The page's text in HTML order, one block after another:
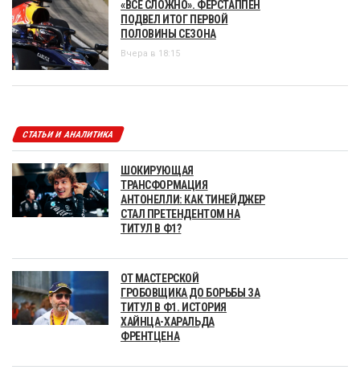
«ВСЕ СЛОЖНО». ФЕРСТАППЕН
ПОДВЕЛ ИТОГ ПЕРВОЙ
ПОЛОВИНЫ СЕЗОНА
Вчера в 18:15
СТАТЬИ И АНАЛИТИКА
ШОКИРУЮЩАЯ
ТРАНСФОРМАЦИЯ
АНТОНЕЛЛИ: КАК ТИНЕЙДЖЕР
СТАЛ ПРЕТЕНДЕНТОМ НА
ТИТУЛ В Ф1?
ОТ МАСТЕРСКОЙ
ГРОБОВЩИКА ДО БОРЬБЫ ЗА
ТИТУЛ В Ф1. ИСТОРИЯ
ХАЙНЦА-ХАРАЛЬДА
ФРЕНТЦЕНА